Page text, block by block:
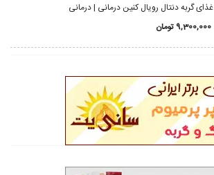
غذای گربه دنتال رویال کنین درمانی | درمانی
9,300,000 تومان